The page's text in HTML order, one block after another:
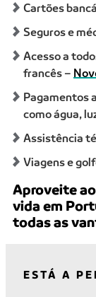
Cartões
Seguros e
Acesso a
francês –
Pagamentos
como água,
Assistência
Viagens e
Aproveite
vida em
todas as
ESTÁ A